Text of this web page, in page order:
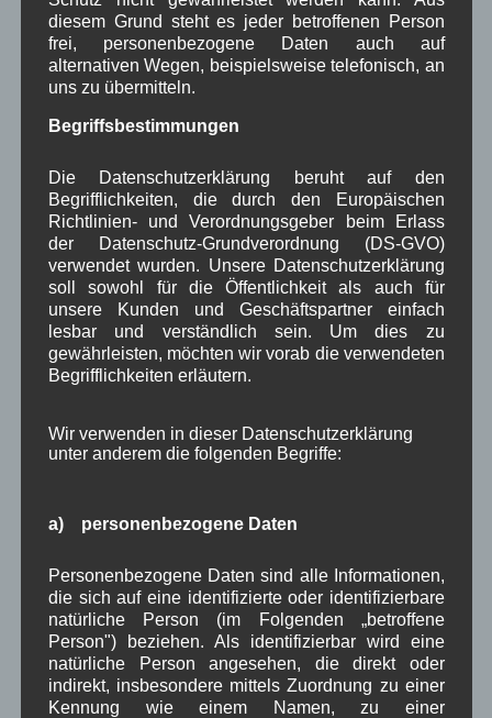
Dorfplatz Energiewende Fest ,G7
Gesundheit , Gewerbe , Haushalt ,
Musik , Natur und Umwelt ,Ochsenrennen
Schule , Sport , Tagespflege , Tourismus ,
TV , Umfrage Veranstaltung Verkehr
Verwaltung , Video
Vorstand Dorferneuerung Woiga.de
Wetter gut.
Neueste Kommentare
WBEbeiÜber uns
diesem Grund steht es jeder betroffenen Person
frei, personenbezogene Daten auch auf
alternativen Wegen, beispielsweise telefonisch, an
uns zu übermitteln.
Begriffsbestimmungen
Die Datenschutzerklärung beruht auf den
Begrifflichkeiten, die durch den Europäischen
Richtlinien- und Verordnungsgeber beim Erlass
der Datenschutz-Grundverordnung (DS-GVO)
verwendet wurden. Unsere Datenschutzerklärung
soll sowohl für die Öffentlichkeit als auch für
unsere Kunden und Geschäftspartner einfach
lesbar und verständlich sein. Um dies zu
gewährleisten, möchten wir vorab die verwendeten
Begrifflichkeiten erläutern.
Wir verwenden in dieser Datenschutzerklärung
unter anderem die folgenden Begriffe:
a) personenbezogene Daten
Personenbezogene Daten sind alle Informationen,
die sich auf eine identifizierte oder identifizierbare
natürliche Person (im Folgenden „betroffene
Person") beziehen. Als identifizierbar wird eine
natürliche Person angesehen, die direkt oder
indirekt, insbesondere mittels Zuordnung zu einer
Kennung wie einem Namen, zu einer